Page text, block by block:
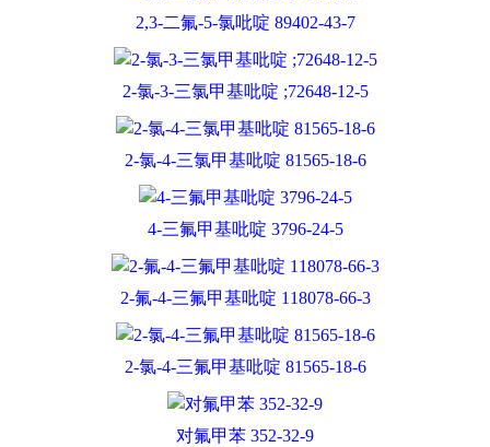
2,3-二氟-5-氯吡啶 89402-43-7
2-氯-3-三氯甲基吡啶 ;72648-12-5
2-氯-4-三氯甲基吡啶 81565-18-6
4-三氟甲基吡啶 3796-24-5
2-氟-4-三氟甲基吡啶 118078-66-3
2-氯-4-三氟甲基吡啶 81565-18-6
对氟甲苯 352-32-9